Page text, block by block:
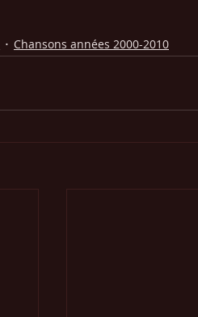
Chansons années 2000-2010